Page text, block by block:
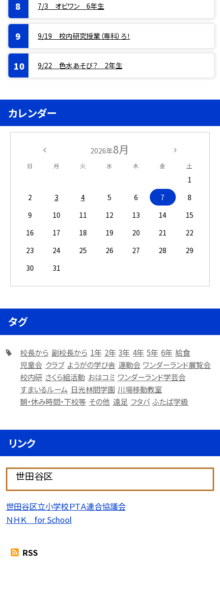
7/3 オビワン 6年生
9/19 校内研究授業（専科）ろ！
9/22 色水あそび？ 2年生
カレンダー
2026年8月
日 月 火 水 木 金 土
1
2
3 4 5 6 7
8
9
10 11 12 13 14
15
16
17 18 19 20 21
22
23
24 25 26 27 28
29
30
31
タグ
校長から 副校長から 1年 2年 3年 4年 5年 6年 給食
児童会 クラブ ようがの学び舎 運動会 ワンダーランド展覧会
校内研 さくら組活動 おはコミ ワンダーランド学芸会
すまいるルーム 日光林間学園 川場移動教室
朝・休み時間・下校等 その他 遠足 フタバ ふたば学級
リンク
世田谷区
世田谷区立小学校ＰＴＡ連合協議会
ＮＨＫ for School
RSS